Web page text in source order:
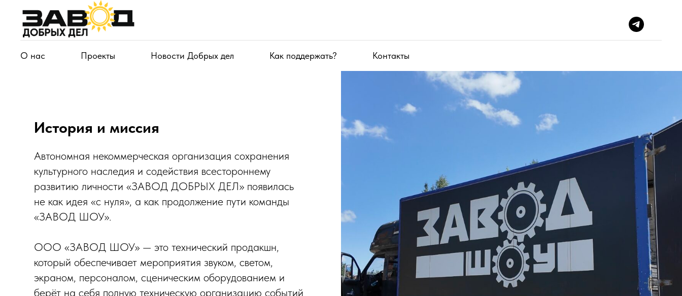
О нас Проекты Новости Добрых дел Как поддержать? Контакты
История и миссия
Автономная некоммерческая организация сохранения
культурного наследия и содействия всестороннему
развитию личности «ЗАВОД ДОБРЫХ ДЕЛ» появилась
не как идея «с нуля», а как продолжение пути команды
«ЗАВОД ШОУ».
ООО «ЗАВОД ШОУ» — это технический продакшн,
который обеспечивает мероприятия звуком, светом,
экраном, персоналом, сценическим оборудованием и
берёт на себя полную техническую организацию событий